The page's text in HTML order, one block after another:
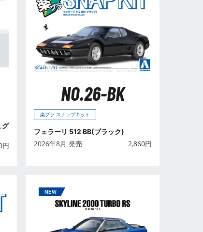
グ
円
NO.26-BK
楽プラ スナップキット
フェラーリ 512 BB(ブラック)
2026年8月 発売 2,860円